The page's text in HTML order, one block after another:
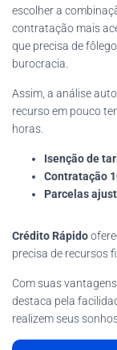
escolher a
contratação mais
que precisa de
burocracia.
Assim, a análise
recurso em pouco
horas.
Isenção de
Contratação
Parcelas
Crédito Rápido
precisa de recursos
Com suas
destaca pela
realizem seus